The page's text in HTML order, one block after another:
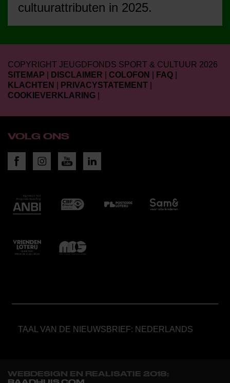
cultuurattributen in 2025.
COPYRIGHT JEUGDFONDS SPORT & CULTUUR 2026
SITEMAP
DISCLAIMER COLOFON FAQ
KLACHTEN
PRIVACYSTATEMENT
COOKIEVERKLARING
VOLG ONS
TAAL VAN DE NIEUWSBRIEF: NEDERLANDS
WEBDESIGN EN REALISATIE 2018: